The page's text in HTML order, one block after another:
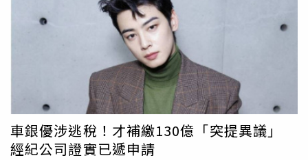
們選擇提前守護」的原則，主動採取預防措施，並已向彰化
縣衛生局通報。院方指出，為保障入住民眾及員工隱私，不
便對外說明個案就醫情形。彰化縣衛生局指出，7月31日接
獲產後護理之家通報腹瀉群聚事件，經疫調共有13人出現症
狀，其中包括11名員工及2名產婦，初步研判為諾羅病毒感
染，但仍須待檢驗結果確認。衛生局已要求該產後護理之家
暫停營運，並完成全面清消，以降低疫情擴散風險，保障產
婦與新生兒安全，全案仍持續調查中。
車銀優涉逃稅！才補繳130億「突提異議」
經紀公司證實已遞申請